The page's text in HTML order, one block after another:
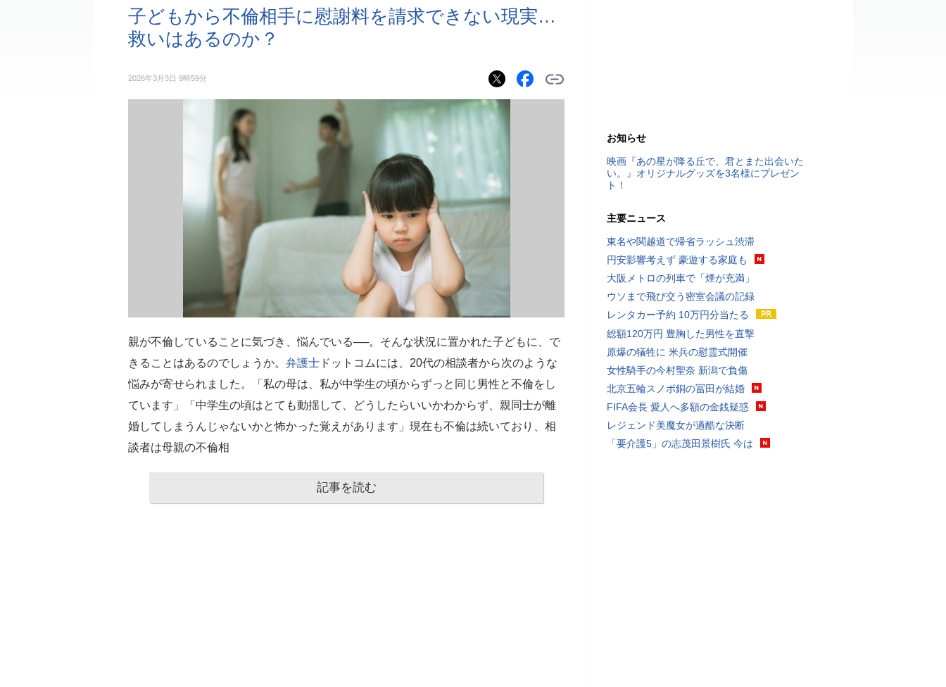
子どもから不倫相手に慰謝料を請求できない現実…
救いはあるのか？
2026年3月3日 9時59分
親が不倫していることに気づき、悩んでいる──。そんな状況に置かれた子どもに、で
きることはあるのでしょうか。 弁護士 ドットコムには、20代の相談者から次のような
悩みが寄せられました。「私の母は、私が中学生の頃からずっと同じ男性と不倫をし
ています」「中学生の頃はとても動揺して、どうしたらいいかわからず、親同士が離
婚してしまうんじゃないかと怖かった覚えがあります」現在も不倫は続いており、相
談者は母親の不倫相
記事を読む
お知らせ
映画『あの星が降る丘で、君とまた出会いた
い。』オリジナルグッズを3名様にプレゼン
ト！
主要ニュース
東名や関越道で帰省ラッシュ渋滞
円安影響考えず 豪遊する家庭も
大阪メトロの列車で「煙が充満」
ウソまで飛び交う密室会議の記録
レンタカー予約 10万円分当たる
総額120万円 豊胸した男性を直撃
原爆の犠牲に 米兵の慰霊式開催
女性騎手の今村聖奈 新潟で負傷
北京五輪スノボ銅の冨田が結婚
FIFA会長 愛人へ多額の金銭疑惑
レジェンド美魔女が過酷な決断
「要介護5」の志茂田景樹氏 今は